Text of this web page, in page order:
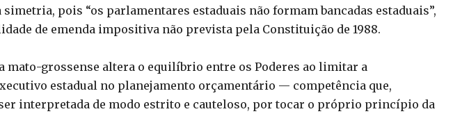
pois “os parlamentares estaduais não formam bancadas estaduais”,
de emenda impositiva não prevista pela Constituição de 1988.
mato-grossense altera o equilíbrio entre os Poderes ao limitar a
estadual no planejamento orçamentário — competência que,
interpretada de modo estrito e cauteloso, por tocar o próprio princípio da